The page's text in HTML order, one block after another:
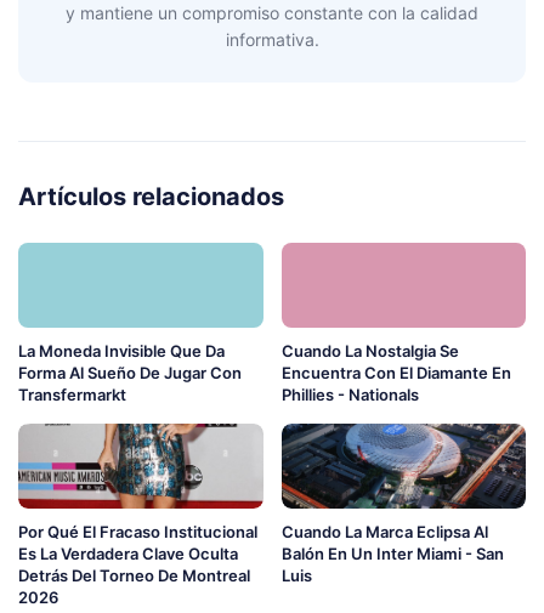
y mantiene un compromiso constante con la calidad
informativa.
Artículos relacionados
La Moneda Invisible Que Da
Forma Al Sueño De Jugar Con
Transfermarkt
Cuando La Nostalgia Se
Encuentra Con El Diamante En
Phillies - Nationals
Por Qué El Fracaso Institucional
Es La Verdadera Clave Oculta
Detrás Del Torneo De Montreal
2026
Cuando La Marca Eclipsa Al
Balón En Un Inter Miami - San
Luis